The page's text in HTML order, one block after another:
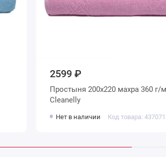
2599 ₽
Простыня 200х220 махра 360 г/м2
Cleanelly
Нет в наличии Код товара: 437071